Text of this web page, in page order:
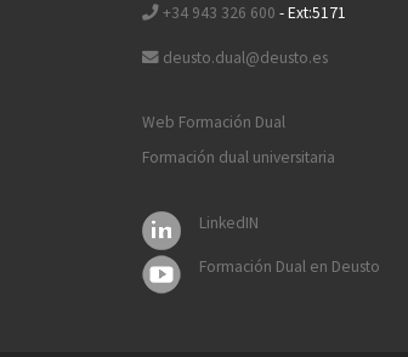
+34 943 326 600 - Ext:5171
deusto.dual@deusto.es
Web Formación Dual
Formación dual universitaria
LinkedIN
Formación Dual en Deusto